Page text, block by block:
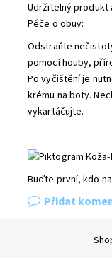
Udržitelný produkt
Péče o obuv:
Odstraňte
pomocí houby,
Po vyčištění je
krému na boty.
vykartáčujte.
Buďte první, kdo
Přidat